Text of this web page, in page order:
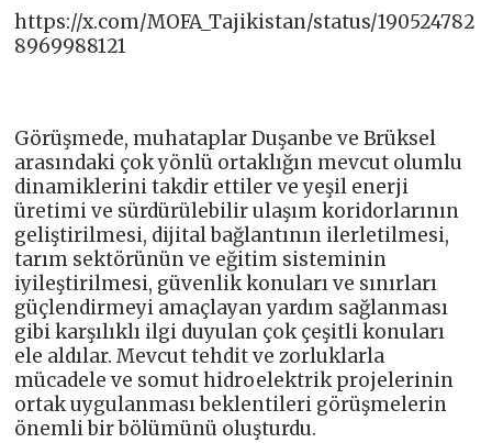
https://x.com/MOFA_Tajikistan/status/190524782
8969988121
Görüşmede, muhataplar Duşanbe ve Brüksel
arasındaki çok yönlü ortaklığın mevcut olumlu
dinamiklerini takdir ettiler ve yeşil enerji
üretimi ve sürdürülebilir ulaşım koridorlarının
geliştirilmesi, dijital bağlantının ilerletilmesi,
tarım sektörünün ve eğitim sisteminin
iyileştirilmesi, güvenlik konuları ve sınırları
güçlendirmeyi amaçlayan yardım sağlanması
gibi karşılıklı ilgi duyulan çok çeşitli konuları
ele aldılar. Mevcut tehdit ve zorluklarla
mücadele ve somut hidroelektrik projelerinin
ortak uygulanması beklentileri görüşmelerin
önemli bir bölümünü oluşturdu.